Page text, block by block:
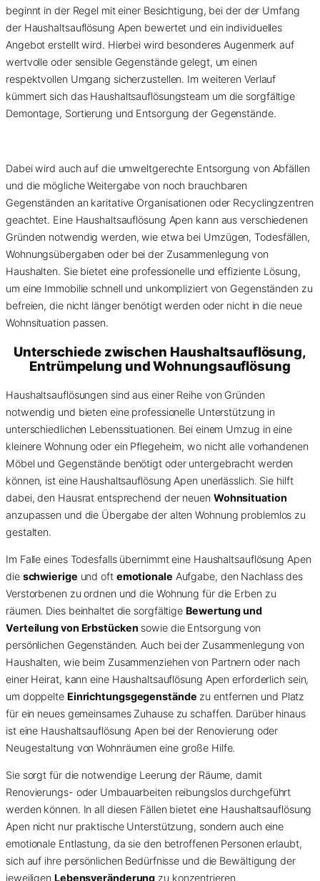
beginnt in der Regel mit einer Besichtigung, bei der der Umfang
der Haushaltsauflösung Apen bewertet und ein individuelles
Angebot erstellt wird. Hierbei wird besonderes Augenmerk auf
wertvolle oder sensible Gegenstände gelegt, um einen
respektvollen Umgang sicherzustellen. Im weiteren Verlauf
kümmert sich das Haushaltsauflösungsteam um die sorgfältige
Demontage, Sortierung und Entsorgung der Gegenstände.
Dabei wird auch auf die umweltgerechte Entsorgung von Abfällen
und die mögliche Weitergabe von noch brauchbaren
Gegenständen an karitative Organisationen oder Recyclingzentren
geachtet. Eine Haushaltsauflösung Apen kann aus verschiedenen
Gründen notwendig werden, wie etwa bei Umzügen, Todesfällen,
Wohnungsübergaben oder bei der Zusammenlegung von
Haushalten. Sie bietet eine professionelle und effiziente Lösung,
um eine Immobilie schnell und unkompliziert von Gegenständen zu
befreien, die nicht länger benötigt werden oder nicht in die neue
Wohnsituation passen.
Unterschiede zwischen Haushaltsauflösung,
Entrümpelung und Wohnungsauflösung
Haushaltsauflösungen sind aus einer Reihe von Gründen
notwendig und bieten eine professionelle Unterstützung in
unterschiedlichen Lebenssituationen. Bei einem Umzug in eine
kleinere Wohnung oder ein Pflegeheim, wo nicht alle vorhandenen
Möbel und Gegenstände benötigt oder untergebracht werden
können, ist eine Haushaltsauflösung Apen unerlässlich. Sie hilft
dabei, den Hausrat entsprechend der neuen Wohnsituation
anzupassen und die Übergabe der alten Wohnung problemlos zu
gestalten.
Im Falle eines Todesfalls übernimmt eine Haushaltsauflösung Apen
die schwierige und oft emotionale Aufgabe, den Nachlass des
Verstorbenen zu ordnen und die Wohnung für die Erben zu
räumen. Dies beinhaltet die sorgfältige Bewertung und
Verteilung von Erbstücken sowie die Entsorgung von
persönlichen Gegenständen. Auch bei der Zusammenlegung von
Haushalten, wie beim Zusammenziehen von Partnern oder nach
einer Heirat, kann eine Haushaltsauflösung Apen erforderlich sein,
um doppelte Einrichtungsgegenstände zu entfernen und Platz
für ein neues gemeinsames Zuhause zu schaffen. Darüber hinaus
ist eine Haushaltsauflösung Apen bei der Renovierung oder
Neugestaltung von Wohnräumen eine große Hilfe.
Sie sorgt für die notwendige Leerung der Räume, damit
Renovierungs- oder Umbauarbeiten reibungslos durchgeführt
werden können. In all diesen Fällen bietet eine Haushaltsauflösung
Apen nicht nur praktische Unterstützung, sondern auch eine
emotionale Entlastung, da sie den betroffenen Personen erlaubt,
sich auf ihre persönlichen Bedürfnisse und die Bewältigung der
jeweiligen Lebensveränderung zu konzentrieren.